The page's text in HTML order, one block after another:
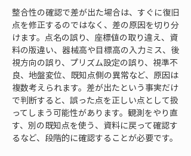
整合性の確認で差が出た場合は、すぐに復旧
点を修正するのではなく、差の原因を切り分
けます。点名の誤り、座標値の取り違え、資
料の版違い、器械高や目標高の入力ミス、後
視方向の誤り、プリズム設定の誤り、視準不
良、地盤変位、既知点側の異常など、原因は
複数考えられます。差が出たという事実だけ
で判断すると、誤った点を正しい点として扱
ってしまう可能性があります。観測をやり直
す、別の既知点を使う、資料に戻って確認す
るなど、段階的に確認することが必要です。